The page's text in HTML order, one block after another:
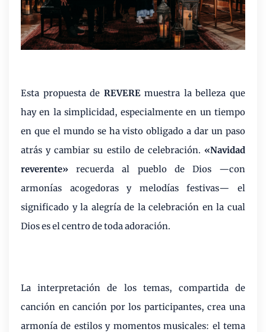
Esta propuesta de REVEREmuestra la belleza que
hay en la simplicidad, especialmente en un tiempo
en que el mundo se ha visto obligado a dar un paso
atrás y cambiar su estilo de celebración. «Navidad
reverente» recuerda al pueblo de Dios —con
armonías acogedoras y melodías festivas— el
significado y la alegría de la celebración en la cual
Dios es el centro de toda adoración.
La interpretación de los temas, compartida de
canción en canción por los participantes, crea una
armonía de estilos y momentos musicales: el tema